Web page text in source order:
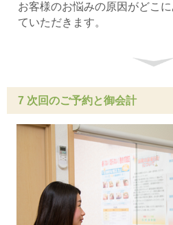
お客様のお悩みの原因がどこ
ていただきます。
7 次回のご予約と御会計